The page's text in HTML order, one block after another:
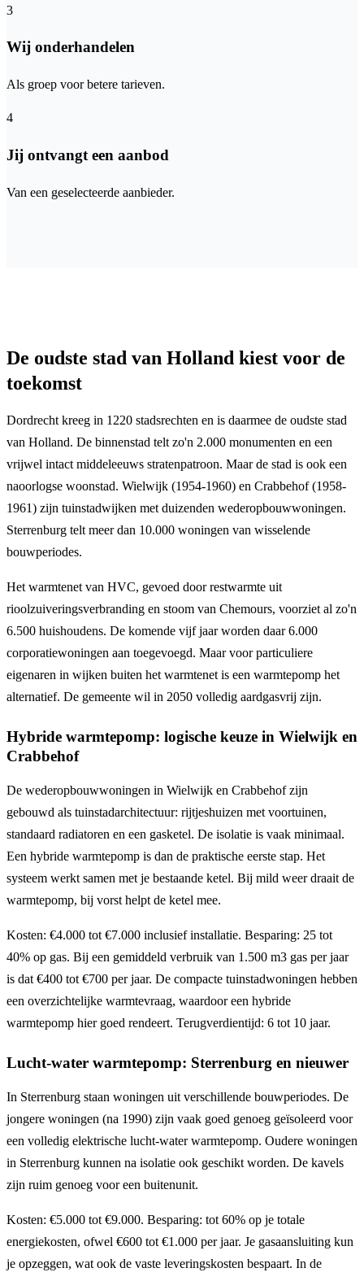
3
Wij onderhandelen
Als groep voor betere tarieven.
4
Jij ontvangt een aanbod
Van een geselecteerde aanbieder.
De oudste stad van Holland kiest voor de
toekomst
Dordrecht kreeg in 1220 stadsrechten en is daarmee de oudste stad
van Holland. De binnenstad telt zo'n 2.000 monumenten en een
vrijwel intact middeleeuws stratenpatroon. Maar de stad is ook een
naoorlogse woonstad. Wielwijk (1954-1960) en Crabbehof (1958-
1961) zijn tuinstadwijken met duizenden wederopbouwwoningen.
Sterrenburg telt meer dan 10.000 woningen van wisselende
bouwperiodes.
Het warmtenet van HVC, gevoed door restwarmte uit
rioolzuiveringsverbranding en stoom van Chemours, voorziet al zo'n
6.500 huishoudens. De komende vijf jaar worden daar 6.000
corporatiewoningen aan toegevoegd. Maar voor particuliere
eigenaren in wijken buiten het warmtenet is een warmtepomp het
alternatief. De gemeente wil in 2050 volledig aardgasvrij zijn.
Hybride warmtepomp: logische keuze in Wielwijk en
Crabbehof
De wederopbouwwoningen in Wielwijk en Crabbehof zijn
gebouwd als tuinstadarchitectuur: rijtjeshuizen met voortuinen,
standaard radiatoren en een gasketel. De isolatie is vaak minimaal.
Een hybride warmtepomp is dan de praktische eerste stap. Het
systeem werkt samen met je bestaande ketel. Bij mild weer draait de
warmtepomp, bij vorst helpt de ketel mee.
Kosten: €4.000 tot €7.000 inclusief installatie. Besparing: 25 tot
40% op gas. Bij een gemiddeld verbruik van 1.500 m3 gas per jaar
is dat €400 tot €700 per jaar. De compacte tuinstadwoningen hebben
een overzichtelijke warmtevraag, waardoor een hybride
warmtepomp hier goed rendeert. Terugverdientijd: 6 tot 10 jaar.
Lucht-water warmtepomp: Sterrenburg en nieuwer
In Sterrenburg staan woningen uit verschillende bouwperiodes. De
jongere woningen (na 1990) zijn vaak goed genoeg geïsoleerd voor
een volledig elektrische lucht-water warmtepomp. Oudere woningen
in Sterrenburg kunnen na isolatie ook geschikt worden. De kavels
zijn ruim genoeg voor een buitenunit.
Kosten: €5.000 tot €9.000. Besparing: tot 60% op je totale
energiekosten, ofwel €600 tot €1.000 per jaar. Je gasaansluiting kun
je opzeggen, wat ook de vaste leveringskosten bespaart. In de